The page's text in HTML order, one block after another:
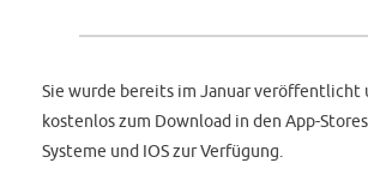
Sie wurde bereits im Januar veröffentlicht
kostenlos zum Download in den App-
Systeme und IOS zur Verfügung.